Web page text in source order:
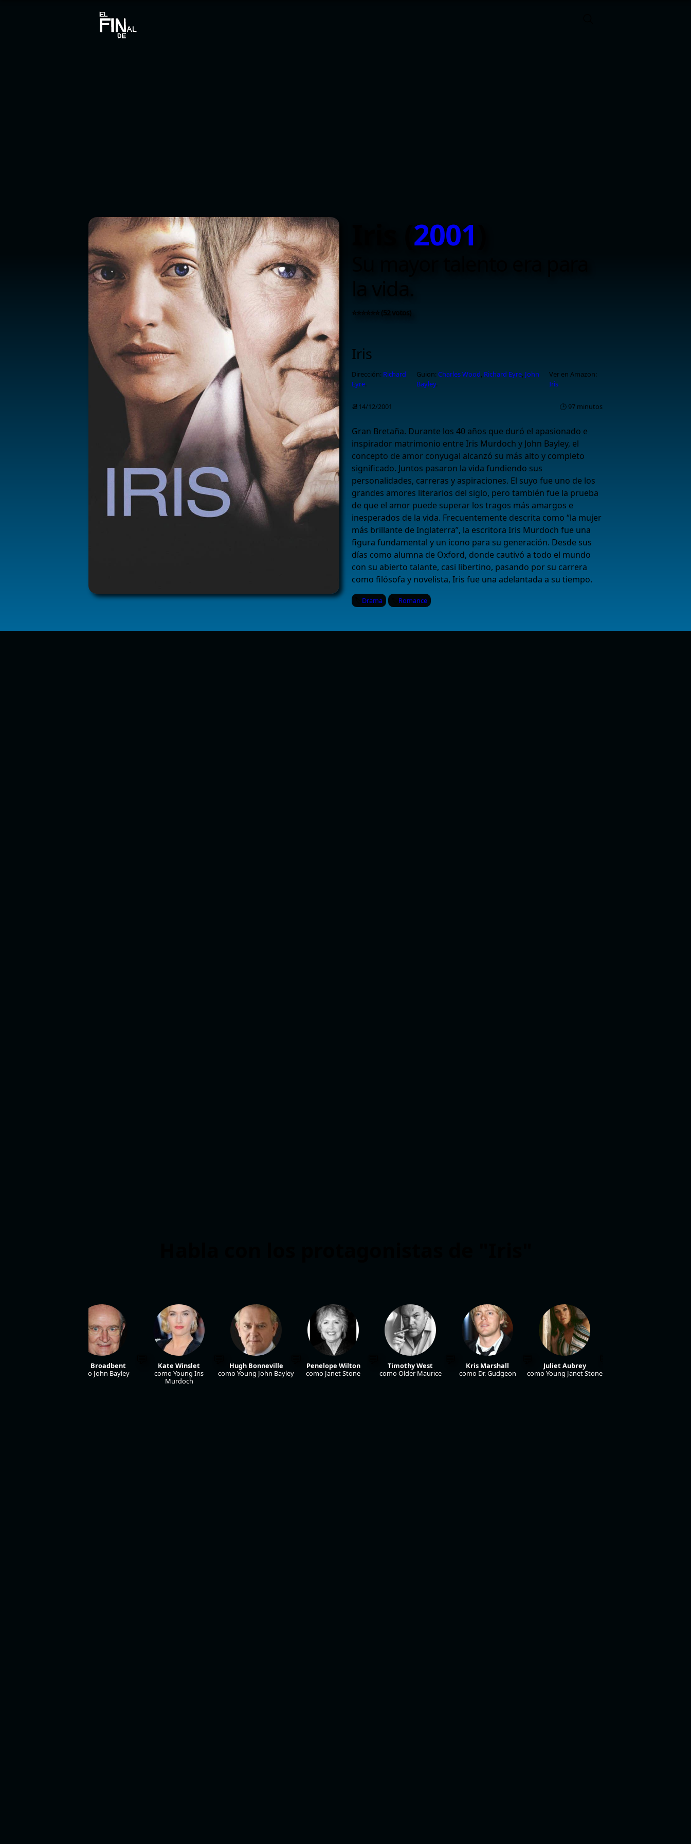
2001
la vida.
⭐⭐⭐⭐⭐⭐ (52 votos)
Iris
Dirección: Richard
Eyre.
Guion: Charles Wood, Richard Eyre, John
Bayley.
Ver en Amazon:
Iris
📆14/12/2001 🕑 97 minutos
Gran Bretaña. Durante los 40 años que duró el apasionado e
inspirador matrimonio entre Iris Murdoch y John Bayley, el
concepto de amor conyugal alcanzó su más alto y completo
significado. Juntos pasaron la vida fundiendo sus
personalidades, carreras y aspiraciones. El suyo fue uno de los
grandes amores literarios del siglo, pero también fue la prueba
de que el amor puede superar los tragos más amargos e
inesperados de la vida. Frecuentemente descrita como “la mujer
más brillante de Inglaterra”, la escritora Iris Murdoch fue una
figura fundamental y un icono para su generación. Desde sus
días como alumna de Oxford, donde cautivó a todo el mundo
con su abierto talante, casi libertino, pasando por su carrera
como filósofa y novelista, Iris fue una adelantada a su tiempo.
Drama Romance
Jim Broadbent
como John Bayley
Kate Winslet
como Young Iris
Murdoch
Hugh Bonneville
como Young John Bayley
Penelope Wilton
como Janet Stone
Timothy West
como Older Maurice
Kris Marshall
como Dr. Gudgeon
Juliet Aubrey
como Young Janet Stone